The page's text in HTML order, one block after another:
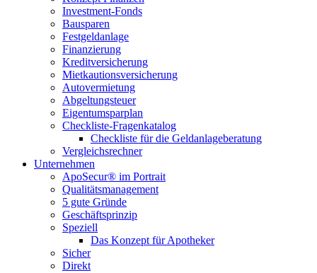
Investment-Fonds
Bausparen
Festgeldanlage
Finanzierung
Kreditversicherung
Mietkautionsversicherung
Autovermietung
Abgeltungsteuer
Eigentumsparplan
Checkliste-Fragenkatalog
Checkliste für die Geldanlageberatung
Vergleichsrechner
Unternehmen
ApoSecur® im Portrait
Qualitätsmanagement
5 gute Gründe
Geschäftsprinzip
Speziell
Das Konzept für Apotheker
Sicher
Direkt